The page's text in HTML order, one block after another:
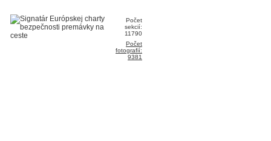
Počet
sekcií:
11790
Počet
fotografií:
9381